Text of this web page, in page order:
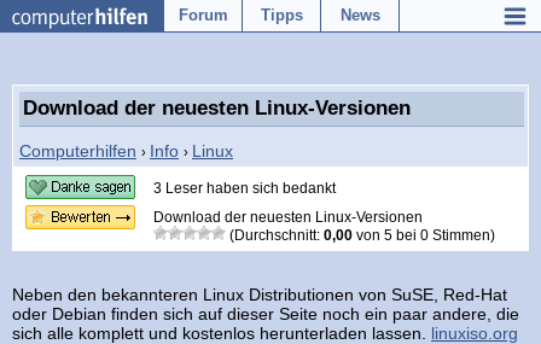
Forum Tipps News
Download der neuesten Linux-Versionen
Computerhilfen › Info › Linux
3 Leser haben sich bedankt
Download der neuesten Linux-Versionen
(Durchschnitt: 0,00 von 5 bei 0 Stimmen)
Neben den bekannteren Linux Distributionen von SuSE, Red-Hat
oder Debian finden sich auf dieser Seite noch ein paar andere, die
sich alle komplett und kostenlos herunterladen lassen. linuxiso.org